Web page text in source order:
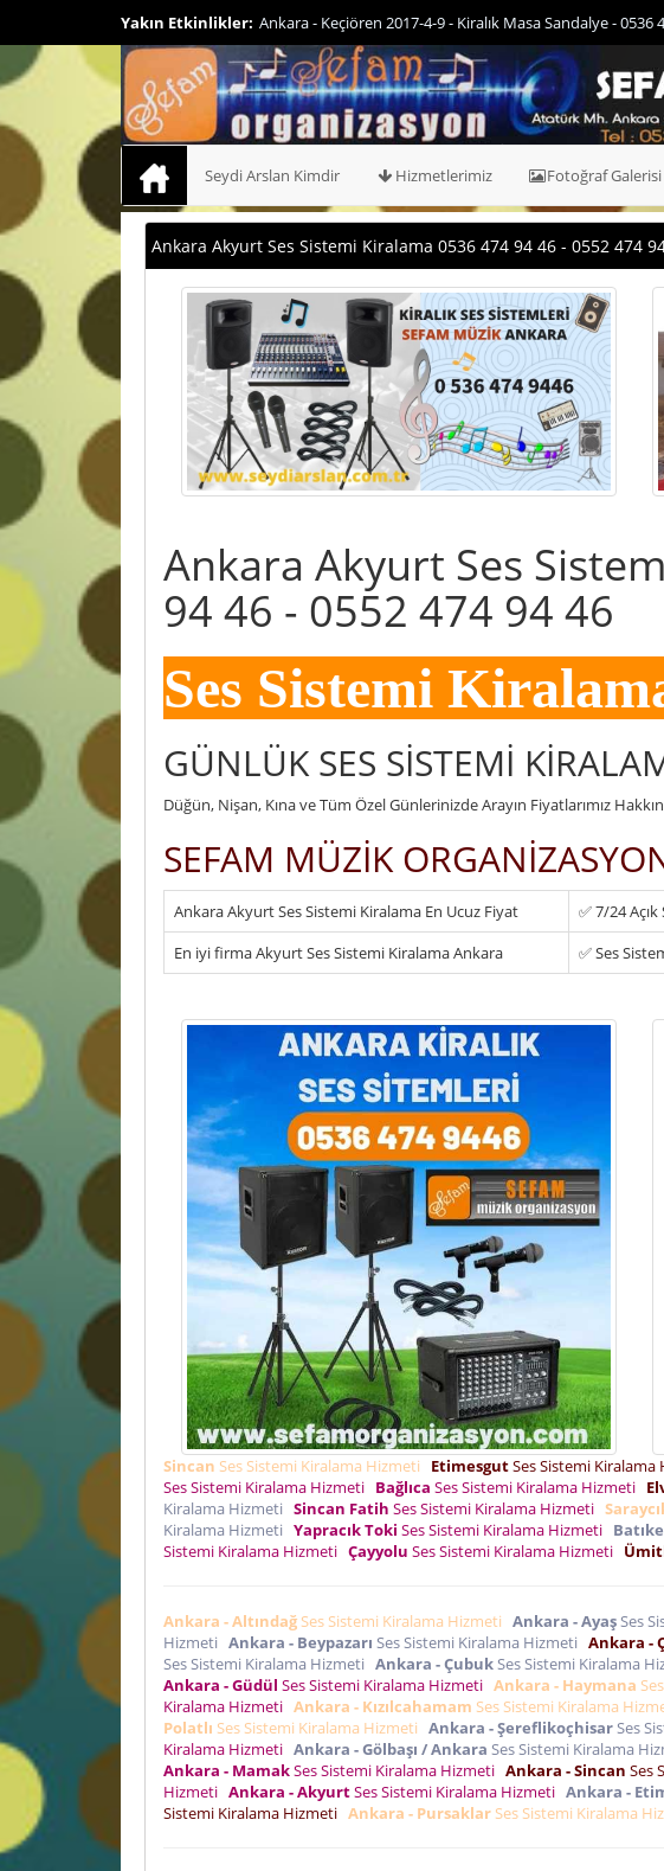
Yakın Etkinlikler: Ankara - Keçiören 2017-1-1 - Ses sistem
Seydi Arslan Kimdir Hizmetlerimiz Fotoğraf Galerisi
Ankara Akyurt Ses Sistemi Kiralama 0536 474 94 46 - 0552 474
Ankara Akyurt Ses
94 46 - 0552 474 94 46
Ses Sistemi
GÜNLÜK SES SİSTEMİ
Düğün, Nişan, Kına ve Tüm Özel Günlerinizde Arayın Fiyatlarımız
SEFAM MÜZİK
Ankara Akyurt Ses Sistemi Kiralama En Ucuz Fiyat
✅ 7/24
En iyi firma Akyurt Ses Sistemi Kiralama Ankara
✅ Ses
Sincan Ses Sistemi Kiralama Hizmeti EtimesgutSes Sistemi Kiralama
Ses Sistemi Kiralama Hizmeti Bağlıca Ses Sistemi Kiralama Hizmeti
Kiralama Hizmeti Sincan Fatih Ses Sistemi Kiralama Hizmeti
Kiralama Hizmeti Yapracık Toki Ses Sistemi Kiralama Hizmeti
Sistemi Kiralama Hizmeti Çayyolu Ses Sistemi Kiralama Hizmeti
Ankara - Altındağ Ses Sistemi Kiralama Hizmeti Ankara - AyaşSes
Hizmeti Ankara - Beypazarı Ses Sistemi Kiralama Hizmeti Ankara -
Ses Sistemi Kiralama Hizmeti Ankara - ÇubukSes Sistemi Kiralama
Ankara - Güdül Ses Sistemi Kiralama Hizmeti Ankara - Haymana
Kiralama Hizmeti Ankara - Kızılcahamam Ses Sistemi Kiralama
Polatlı Ses Sistemi Kiralama Hizmeti Ankara - ŞereflikoçhisarSes
Kiralama Hizmeti Ankara - Gölbaşı / Ankara Ses Sistemi Kiralama
Ankara - MamakSes Sistemi Kiralama Hizmeti Ankara - Sincan Ses
Hizmeti Ankara - AkyurtSes Sistemi Kiralama Hizmeti Ankara -
Sistemi Kiralama Hizmeti Ankara - Pursaklar Ses Sistemi Kiralama